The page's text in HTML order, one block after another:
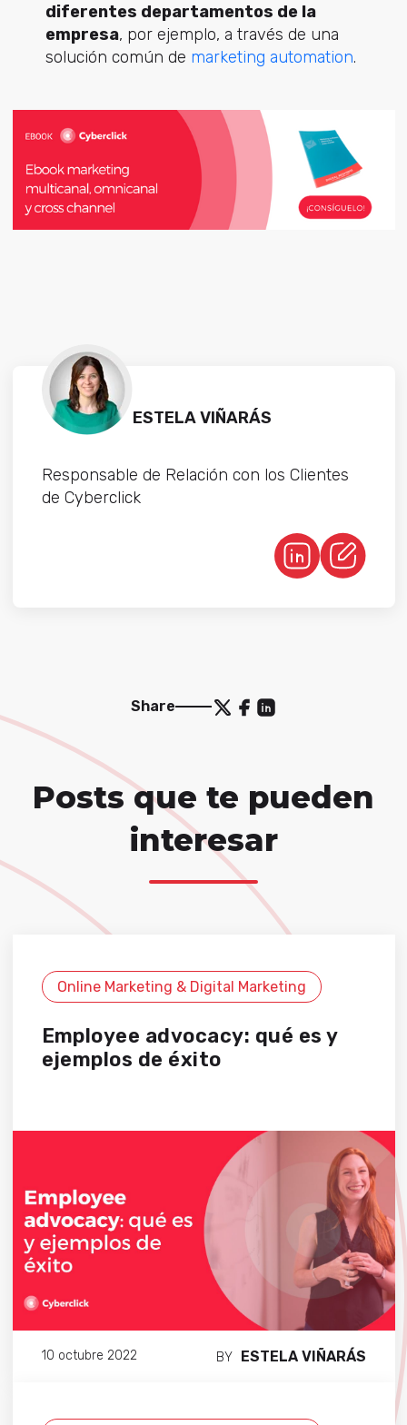
diferentes departamentos de la
empresa, por ejemplo, a través de una
solución común de marketing automation.
ESTELA VIÑARÁS
Responsable de Relación con los Clientes
de Cyberclick
Share
Posts que te pueden
interesar
Online Marketing & Digital Marketing
Employee advocacy: qué es y
ejemplos de éxito
10 octubre 2022 BY ESTELA VIÑARÁS